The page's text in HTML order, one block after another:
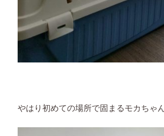
やはり初めての場所で固まるモカちゃん